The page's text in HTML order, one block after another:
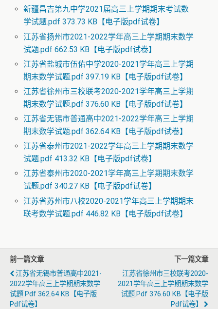
新疆昌吉第九中学2021届高三上学期期末考试数
学试题.pdf 373.73 KB【电子版pdf试卷】
江苏省扬州市2021-2022学年高三上学期期末数学
试题.pdf 662.53 KB【电子版pdf试卷】
江苏省盐城市伍佑中学2020-2021学年高三上学期
期末数学试题.pdf 397.19 KB【电子版pdf试卷】
江苏省徐州市三校联考2020-2021学年高三上学期
期末数学试题.pdf 376.60 KB【电子版pdf试卷】
江苏省无锡市普通高中2021-2022学年高三上学期
期末数学试题.pdf 362.64 KB【电子版pdf试卷】
江苏省泰州市2021-2022学年高三上学期期末数学
试题.pdf 413.32 KB【电子版pdf试卷】
江苏省泰州市2020-2021学年高三上学期期末数学
试题.pdf 340.27 KB【电子版pdf试卷】
江苏省苏州市八校2020-2021学年高三上学期期末
联考数学试题.pdf 446.82 KB【电子版pdf试卷】
前一篇文章
江苏省无锡市普通高中2021-
2022学年高三上学期期末数学
试题.pdf 362.64 KB【电子版
Pdf试卷】
下一篇文章
江苏省徐州市三校联考2020-
2021学年高三上学期期末数学
试题.pdf 376.60 KB【电子版
Pdf试卷】